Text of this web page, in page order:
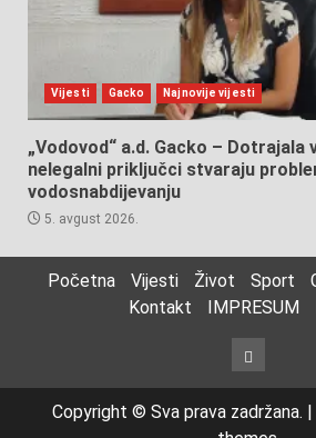
Vijesti Gacko Najnovije vijesti
„Vodovod“ a.d. Gacko – Dotrajala
nelegalni priključci stvaraju
vodosnabdijevanju
5. avgust 2026.
Početna Vijesti Život Sport
Kontakt
IMPRESUM
Izbori
Copyright © Sva prava zadržana.